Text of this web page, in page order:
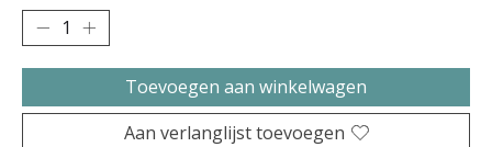
Toevoegen aan winkelwagen
Aan verlanglijst toevoegen